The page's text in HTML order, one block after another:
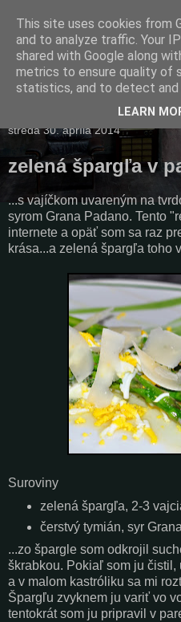
streda 30. apríla 2014
zelená špargľa v
...s vajíčkom uvareným na
syrom Grana Padano. Tento
internete a opäť som sa raz
krása...a zelená špargľa toho
Suroviny
zelená špargľa, 2-3
čerstvý tymián, syr
...zo špargle som odkrojil
škrabkou. Pokiaľ som ju
a v malom kastróliku sa mi
Špargľu zvyknem ju variť vo
tentokrát som ju pripravil v
This site uses cookies from
and to analyze traffic. Your
shared with Google along
metrics to ensure quality of
statistics, and to detect and
LEARN